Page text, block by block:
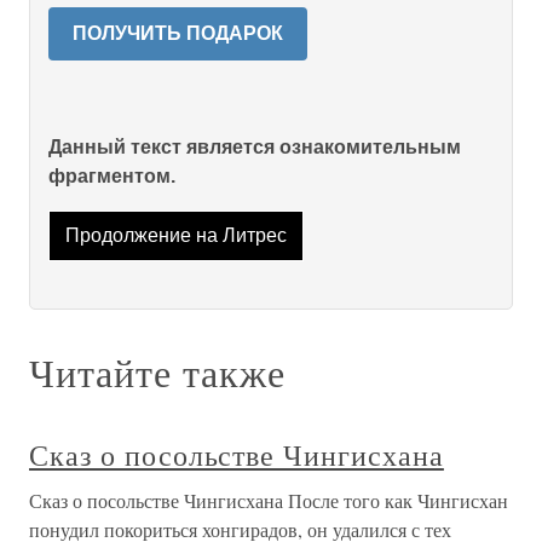
ПОЛУЧИТЬ ПОДАРОК
Данный текст является ознакомительным
фрагментом.
Продолжение на Литрес
Читайте также
Сказ о посольстве Чингисхана
Сказ о посольстве Чингисхана После того как Чингисхан
понудил покориться хонгирадов, он удалился с тех